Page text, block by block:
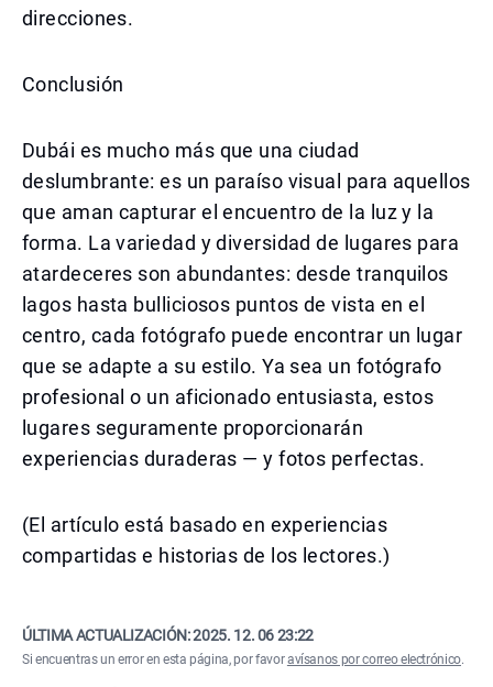
direcciones.
Conclusión
Dubái es mucho más que una ciudad
deslumbrante: es un paraíso visual para aquellos
que aman capturar el encuentro de la luz y la
forma. La variedad y diversidad de lugares para
atardeceres son abundantes: desde tranquilos
lagos hasta bulliciosos puntos de vista en el
centro, cada fotógrafo puede encontrar un lugar
que se adapte a su estilo. Ya sea un fotógrafo
profesional o un aficionado entusiasta, estos
lugares seguramente proporcionarán
experiencias duraderas — y fotos perfectas.
(El artículo está basado en experiencias
compartidas e historias de los lectores.)
ÚLTIMA ACTUALIZACIÓN:2025. 12. 06 23:22
Si encuentras un error en esta página, por favoravísanos por correo electrónico.